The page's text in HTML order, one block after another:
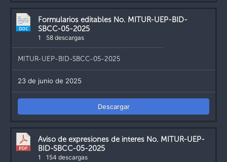
Formularios editables No. MITUR-UEP-BID-
SBCC-05-2025
1 58 descargas
MITUR-UEP-BID-SBCC-05-2025
23 de junio de 2025
Descargar
Aviso de expresiones de interes No. MITUR-UEP-
BID-SBCC-05-2025
1 154 descargas